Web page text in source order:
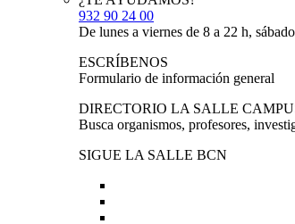
932 90 24 00
De lunes a viernes de 8 a 22 h,
ESCRÍBENOS
Formulario de información general
DIRECTORIO LA SALLE
Busca organismos, profesores,
SIGUE LA SALLE BCN